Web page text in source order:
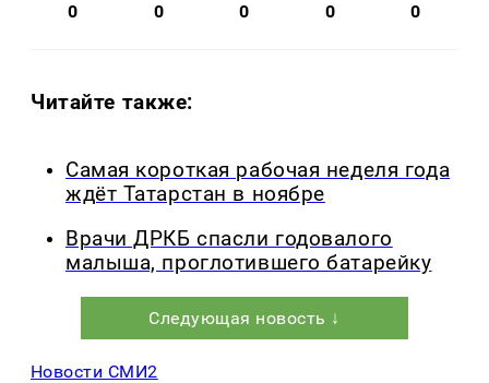
0 0 0 0 0
Читайте также:
Самая короткая рабочая неделя года
ждёт Татарстан в ноябре
Врачи ДРКБ спасли годовалого
малыша, проглотившего батарейку
Следующая новость ↓
Новости СМИ2